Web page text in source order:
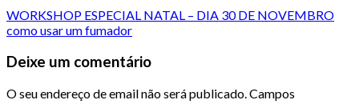
WORKSHOP ESPECIAL NATAL – DIA 30 DE NOVEMBRO
como usar um fumador
Deixe um comentário
O seu endereço de email não será publicado. Campos